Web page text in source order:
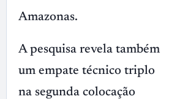
Amazonas.
A pesquisa revela também
um empate técnico triplo
na segunda colocação